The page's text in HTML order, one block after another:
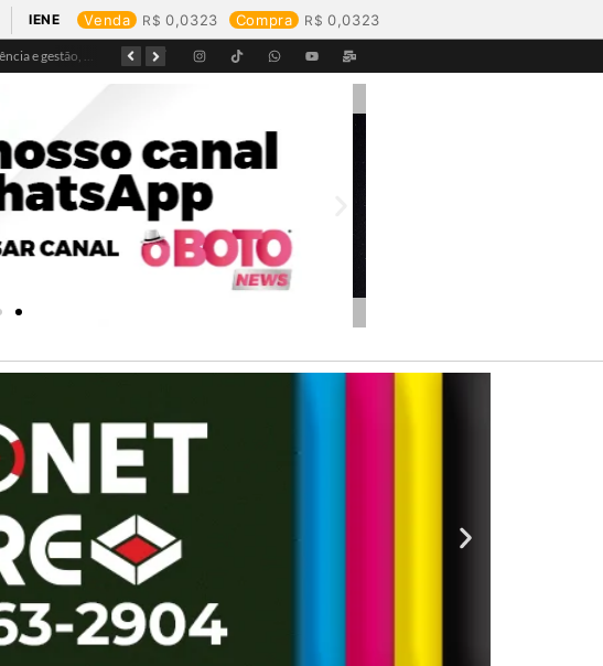
IENE Venda 0,0323 Compra 0,0323
Eficiência e gestão, Buritis se torna referência em controle de perdas de água Equipes da Aegea Rondônia passam por treinamento de prevenção e combate a princípios de incêndio e segurança no trabalho com inflamáveis Começa o Festival Peixes da Amazônia na Estrada de Ferro Madeira-Mamoré